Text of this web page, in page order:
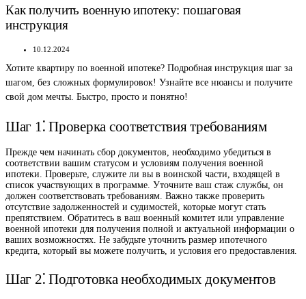
Как получить военную ипотеку: пошаговая
инструкция
10.12.2024
Хотите квартиру по военной ипотеке? Подробная инструкция шаг за
шагом, без сложных формулировок! Узнайте все нюансы и получите
свой дом мечты. Быстро, просто и понятно!
Шаг 1⁚ Проверка соответствия требованиям
Прежде чем начинать сбор документов, необходимо убедиться в
соответствии вашим статусом и условиям получения военной
ипотеки. Проверьте, служите ли вы в воинской части, входящей в
список участвующих в программе. Уточните ваш стаж службы, он
должен соответствовать требованиям. Важно также проверить
отсутствие задолженностей и судимостей, которые могут стать
препятствием. Обратитесь в ваш военный комитет или управление
военной ипотеки для получения полной и актуальной информации о
ваших возможностях. Не забудьте уточнить размер ипотечного
кредита, который вы можете получить, и условия его предоставления.
Шаг 2⁚ Подготовка необходимых документов